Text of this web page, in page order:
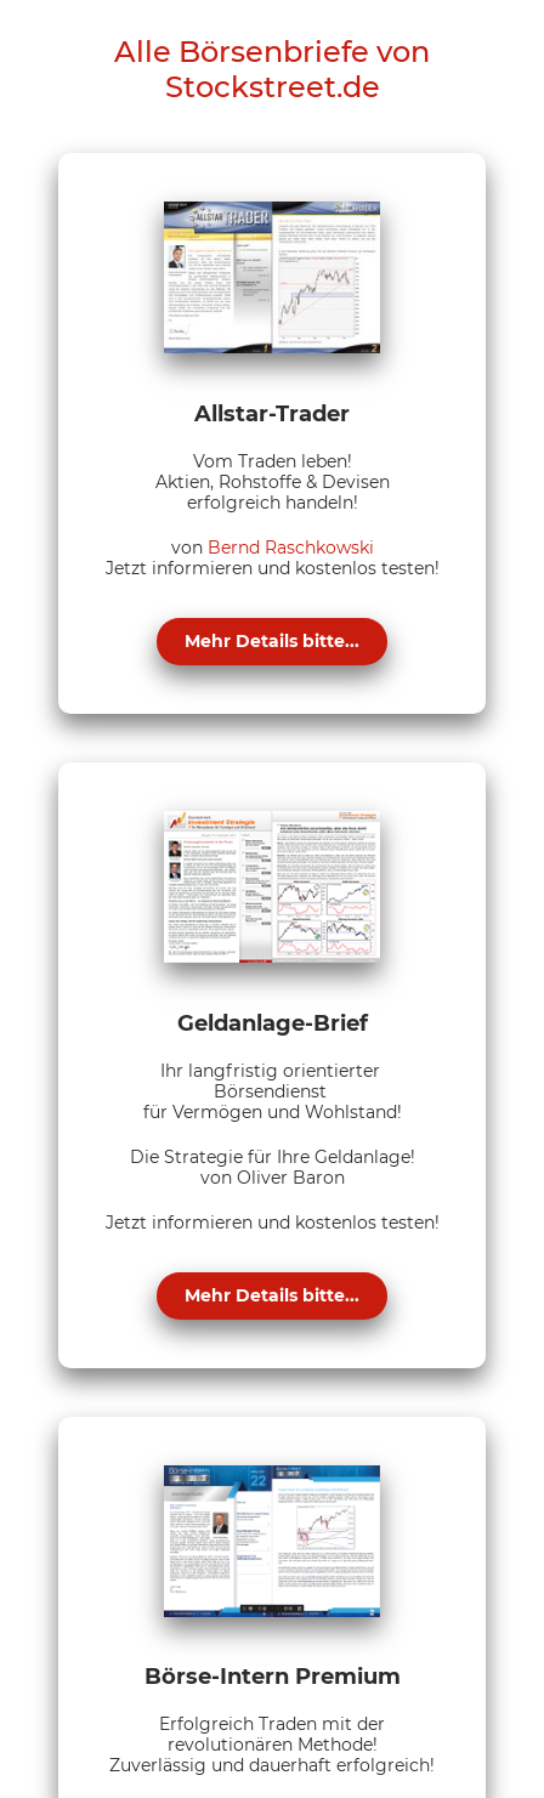
Alle Börsenbriefe von
Stockstreet.de
Allstar-Trader
Vom Traden leben!
Aktien, Rohstoffe & Devisen
erfolgreich handeln!
von Bernd Raschkowski
Jetzt informieren und kostenlos testen!
Mehr Details bitte...
Geldanlage-Brief
Ihr langfristig orientierter
Börsendienst
für Vermögen und Wohlstand!
Die Strategie für Ihre Geldanlage!
von Oliver Baron
Jetzt informieren und kostenlos testen!
Mehr Details bitte...
Börse-Intern Premium
Erfolgreich Traden mit der
revolutionären Methode!
Zuverlässig und dauerhaft erfolgreich!